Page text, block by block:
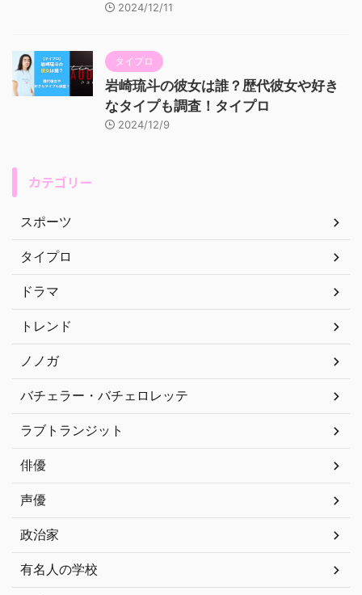
2024/12/11
タイプロ
岩崎琉斗の彼女は誰？歴代彼女や好き
なタイプも調査！タイプロ
2024/12/9
カテゴリー
スポーツ
タイプロ
ドラマ
トレンド
ノノガ
バチェラー・バチェロレッテ
ラブトランジット
俳優
声優
政治家
有名人の学校